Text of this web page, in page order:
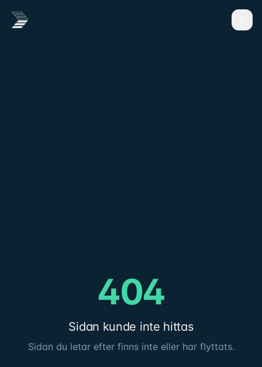
404
Sidan kunde inte hittas
Sidan du letar efter finns inte eller har flyttats.